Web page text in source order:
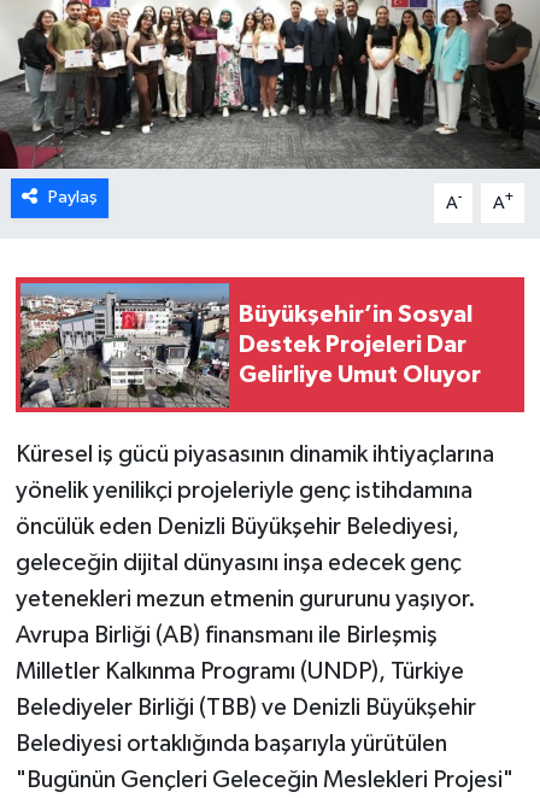
Paylaş A- A+
Büyükşehir’in Sosyal
Destek Projeleri Dar
Gelirliye Umut Oluyor
Küresel iş gücü piyasasının dinamik ihtiyaçlarına
yönelik yenilikçi projeleriyle genç istihdamına
öncülük eden Denizli Büyükşehir Belediyesi,
geleceğin dijital dünyasını inşa edecek genç
yetenekleri mezun etmenin gururunu yaşıyor.
Avrupa Birliği (AB) finansmanı ile Birleşmiş
Milletler Kalkınma Programı (UNDP), Türkiye
Belediyeler Birliği (TBB) ve Denizli Büyükşehir
Belediyesi ortaklığında başarıyla yürütülen
"Bugünün Gençleri Geleceğin Meslekleri Projesi"